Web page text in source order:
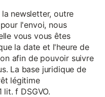
newsletter, outre
l'envoi, nous
vous vous êtes
la date et l'heure de
afin de pouvoir suivre
La base juridique de
légitime
f DSGVO.